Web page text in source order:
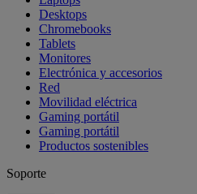
Desktops
Chromebooks
Tablets
Monitores
Electrónica y accesorios
Red
Movilidad eléctrica
Gaming portátil
Gaming portátil
Productos sostenibles
Soporte